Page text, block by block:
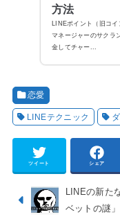
方法
LINEポイント（旧コ
マネージャーのサクラ
金してチャー...
恋愛
LINEテクニック
ツイート シェア
LINEの新た
ベットの謎」